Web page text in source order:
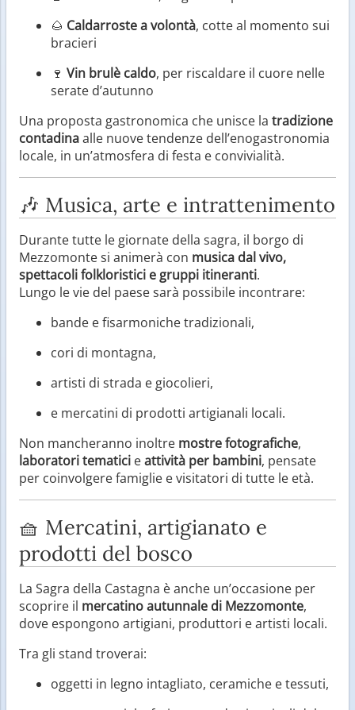
🌰 Caldarroste a volontà, cotte al momento sui
bracieri
🍷 Vin brulè caldo, per riscaldare il cuore nelle
serate d’autunno
Una proposta gastronomica che unisce la tradizione
contadinaalle nuove tendenze dell’enogastronomia
locale, in un’atmosfera di festa e convivialità.
🎶 Musica, arte e intrattenimento
Durante tutte le giornate della sagra, il borgo di
Mezzomonte si animerà con musica dal vivo,
spettacoli folkloristici e gruppi itineranti.
Lungo le vie del paese sarà possibile incontrare:
bande e fisarmoniche tradizionali,
cori di montagna,
artisti di strada e giocolieri,
e mercatini di prodotti artigianali locali.
Non mancheranno inoltre mostre fotografiche,
laboratori tematici eattività per bambini, pensate
per coinvolgere famiglie e visitatori di tutte le età.
🧺 Mercatini, artigianato e
prodotti del bosco
La Sagra della Castagna è anche un’occasione per
scoprire il mercatino autunnale di Mezzomonte,
dove espongono artigiani, produttori e artisti locali.
Tra gli stand troverai:
oggetti in legno intagliato, ceramiche e tessuti,